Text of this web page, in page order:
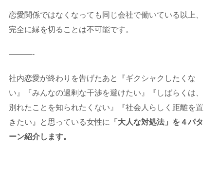
恋愛関係ではなくなっても同じ会社で働いている以上、
完全に縁を切ることは不可能です。
———-
社内恋愛が終わりを告げたあと『ギクシャクしたくな
い』『みんなの過剰な干渉を避けたい』『しばらくは、
別れたことを知られたくない』『社会人らしく距離を置
きたい』と思っている女性に
「大人な対処法」を４パタ
ーン紹介します。